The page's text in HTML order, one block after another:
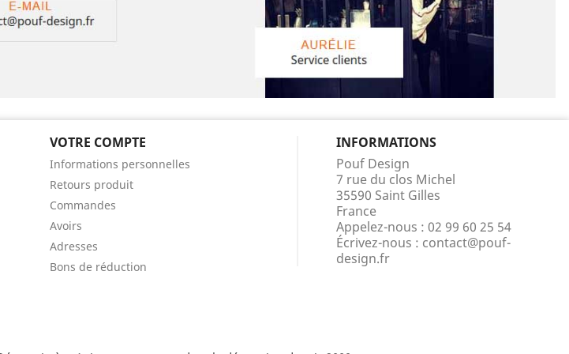
VOTRE COMPTE
Informations personnelles
Retours produit
Commandes
Avoirs
Adresses
Bons de réduction
INFORMATIONS
Pouf Design
7 rue du clos Michel
35590 Saint Gilles
France
Appelez-nous : 02 99 60 25 54
Écrivez-nous : contact@pouf-
design.fr